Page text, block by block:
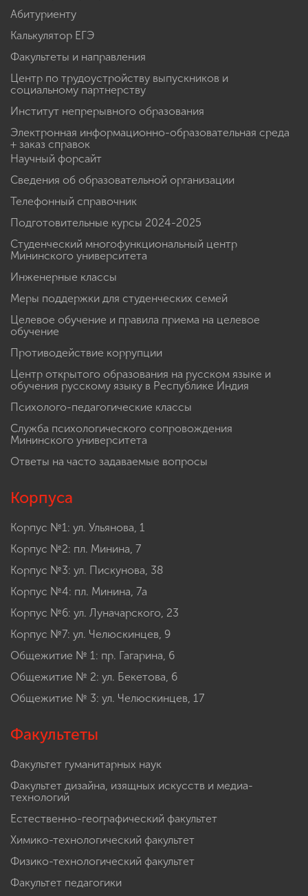
Абитуриенту
Калькулятор ЕГЭ
Факультеты и направления
Центр по трудоустройству выпускников и
социальному партнерству
Институт непрерывного образования
Электронная информационно-образовательная среда
+ заказ справок
Научный форсайт
Сведения об образовательной организации
Телефонный справочник
Подготовительные курсы 2024-2025
Студенческий многофункциональный центр
Мининского университета
Инженерные классы
Меры поддержки для студенческих семей
Целевое обучение и правила приема на целевое
обучение
Противодействие коррупции
Центр открытого образования на русском языке и
обучения русскому языку в Республике Индия
Психолого-педагогические классы
Служба психологического сопровождения
Мининского университета
Ответы на часто задаваемые вопросы
Корпуса
Корпус №1: ул. Ульянова, 1
Корпус №2: пл. Минина, 7
Корпус №3: ул. Пискунова, 38
Корпус №4: пл. Минина, 7а
Корпус №6: ул. Луначарского, 23
Корпус №7: ул. Челюскинцев, 9
Общежитие № 1: пр. Гагарина, 6
Общежитие № 2: ул. Бекетова, 6
Общежитие № 3: ул. Челюскинцев, 17
Факультеты
Факультет гуманитарных наук
Факультет дизайна, изящных искусств и медиа-
технологий
Естественно-географический факультет
Химико-технологический факультет
Физико-технологический факультет
Факультет педагогики